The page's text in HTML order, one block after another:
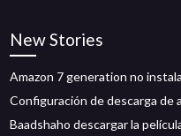
New Stories
Amazon 7 generation no
Configuración de descarga de
Baadshaho descargar la